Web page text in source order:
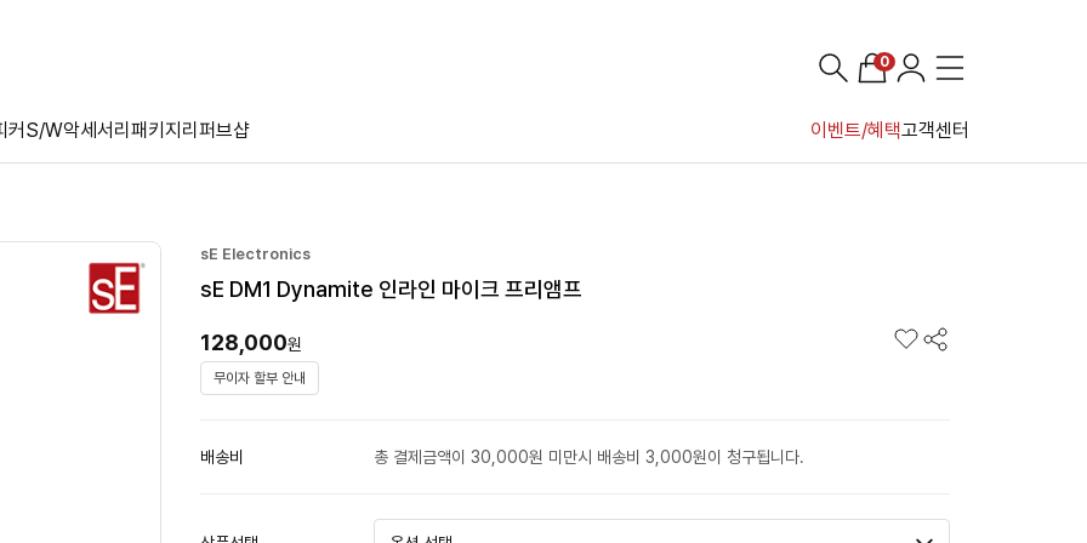
커S/W악세서리 패키지리퍼브샵 이벤트/혜택고객센터
0
sE Electronics
sE DM1 Dynamite 인라인 마이크 프리앰프
128,000원
무이자 할부 안내
배송비 총 결제금액이 30,000원 미만시 배송비 3,000원이 청구됩니다.